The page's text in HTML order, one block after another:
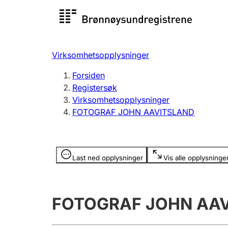
Registersøk
Registrere, endre, slette
Virksomhetsopplysninger
Forsiden
Registersøk
Virksomhetsopplysninger
FOTOGRAF JOHN AAVITSLAND
Last ned opplysninger Vis alle
Opplysninger er skjult
FOTOGRAF JOHN